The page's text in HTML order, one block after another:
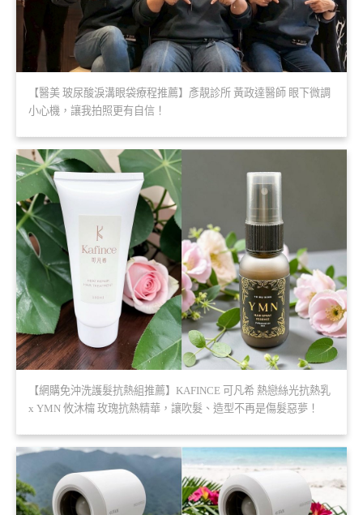
【醫美 玻尿酸淚溝眼袋療程推薦】彥靚診所 黃政達醫師 眼下微調
小心機，讓我拍照更有自信！
【網購免沖洗護髮抗熱組推薦】KAFINCE 可凡希 熱戀絲光抗熱乳
x YMN 攸沐橣 玫瑰抗熱精華，讓吹髮、造型不再是傷髮惡夢！